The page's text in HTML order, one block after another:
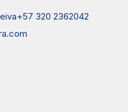
320 2362042